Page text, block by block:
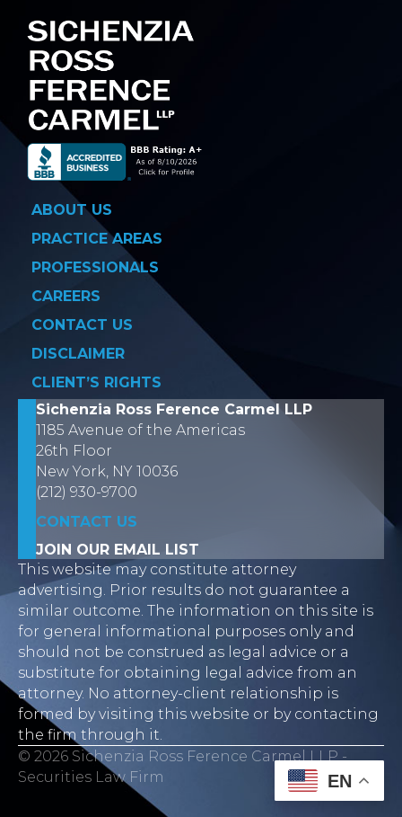
ABOUT US
PRACTICE AREAS
PROFESSIONALS
CAREERS
CONTACT US
DISCLAIMER
CLIENT’S RIGHTS
Sichenzia Ross Ference Carmel LLP
1185 Avenue of the Americas
26th Floor
New York, NY 10036
(212) 930-9700
CONTACT US
JOIN OUR EMAIL LIST
This website may constitute attorney
advertising. Prior results do not guarantee a
similar outcome. The information on this site is
for general informational purposes only and
should not be construed as legal advice or a
substitute for obtaining legal advice from an
attorney. No attorney-client relationship is
formed by visiting this website or by contacting
the firm through it.
© 2026 Sichenzia Ross Ference Carmel LLP -
Securities Law Firm
EN